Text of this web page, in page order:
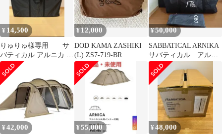
含まれません【サバテ
ィカル代替品】
(ARNICA アルニカ 代
替品 全面用)
¥ 14,500
りゅりゅ様専用 サ
バティカル アルニカ イ
ンナーテント フロアマ
ット
¥12,000
DOD KAMA ZASHIKI
(L) ZS7-719-BR
¥50,000
SABBATICAL ARNIKA
サバティカル アルニ
カ オマケ付
¥ 42,000 ¥55,000 ¥48,000